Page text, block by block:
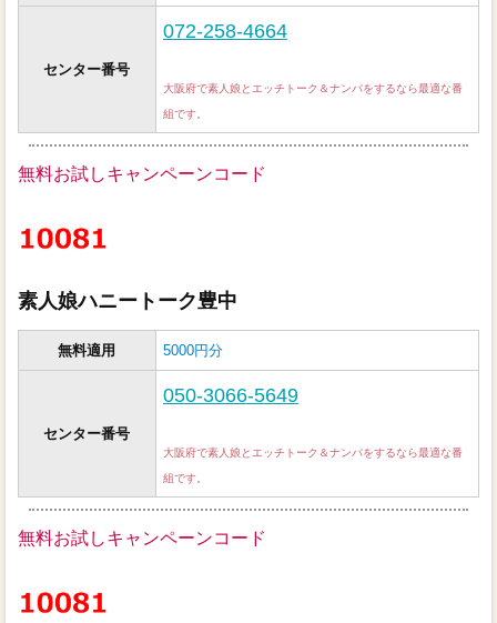
センター番号
072-258-4664
大阪府で素人娘とエッチトーク＆ナンパをするなら最適な番
組です。
無料お試しキャンペーンコード
素人娘ハニートーク豊中
無料適用 5000円分
センター番号
050-3066-5649
大阪府で素人娘とエッチトーク＆ナンパをするなら最適な番
組です。
無料お試しキャンペーンコード